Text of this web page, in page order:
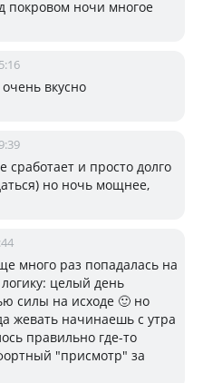
покровом ночи многое
вкусно
сработает и просто долго
но ночь мощнее,
много раз попадалась на
целый день
силы на исходе 🙂 но
жевать начинаешь с утра
правильно где-то
"присмотр" за